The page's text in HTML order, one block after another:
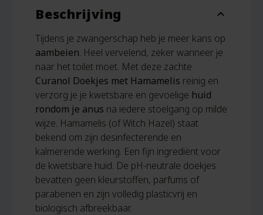
Beschrijving expand_more
Tijdens je zwangerschap heb je meer kans op
aambeien. Heel vervelend, zeker wanneer je
naar het toilet moet. Met deze zachte
Curanol Doekjes met Hamamelis reinig en
verzorg je je kwetsbare en gevoelige huid
rondom je anus na iedere stoelgang op milde
wijze. Hamamelis (of Witch Hazel) staat
bekend om zijn desinfecterende en
kalmerende werking. Een fijn ingrediënt voor
de kwetsbare huid. De pH-neutrale doekjes
bevatten geen kleurstoffen, parfums of
parabenen en zijn volledig plasticvrij en
biologisch afbreekbaar.